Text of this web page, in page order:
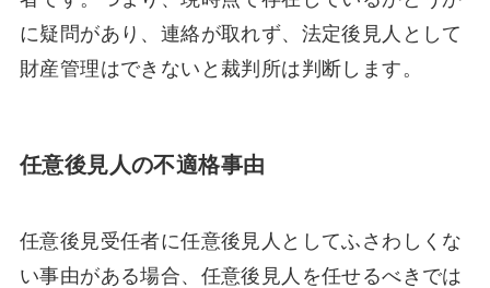
に疑問があり、連絡が取れず、法定後見人として
財産管理はできないと裁判所は判断します。
任意後見人の不適格事由
任意後見受任者に任意後見人としてふさわしくな
い事由がある場合、任意後見人を任せるべきでは